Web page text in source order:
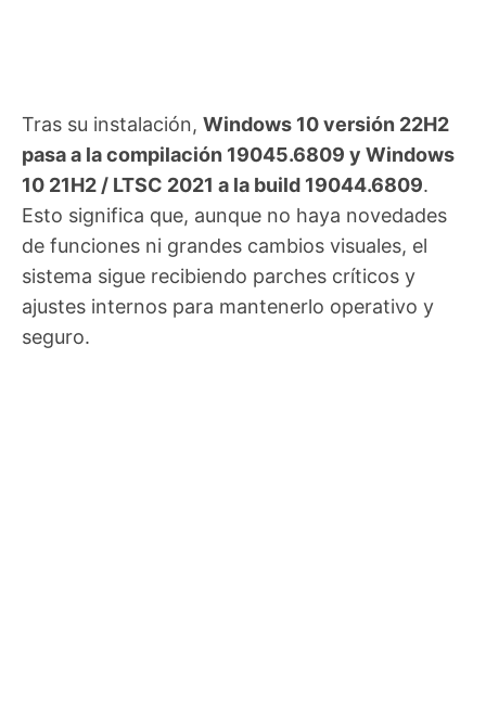
Tras su instalación, Windows 10 versión 22H2
pasa a la compilación 19045.6809 y Windows
10 21H2 / LTSC 2021 a la build 19044.6809.
Esto significa que, aunque no haya novedades
de funciones ni grandes cambios visuales, el
sistema sigue recibiendo parches críticos y
ajustes internos para mantenerlo operativo y
seguro.